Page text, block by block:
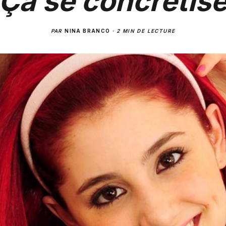
PARNINA BRANCO · 2 MIN DE LECTURE